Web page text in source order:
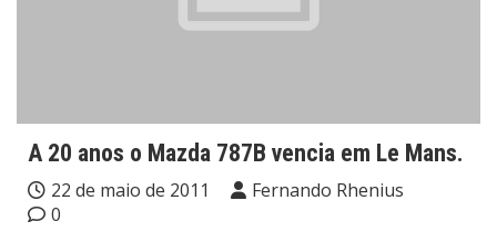
A 20 anos o Mazda 787B vencia em Le Mans.
22 de maio de 2011
Fernando Rhenius
0